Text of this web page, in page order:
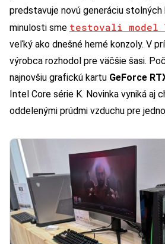
predstavuje novú generáciu
minulosti sme testovali model
veľký ako dnešné herné konzoly. V
výrobca rozhodol pre väčšie šasi.
najnovšiu grafickú kartu GeForce
Intel Core série K. Novinka vyniká aj
oddelenými prúdmi vzduchu pre